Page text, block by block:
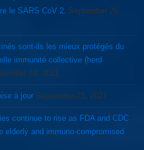
le SARS CoV 2. September 26,
sont-ils les mieux protégés du
immunité collective (herd
24, 2021
à jour September 21, 2021
elderly and immuno-compromised